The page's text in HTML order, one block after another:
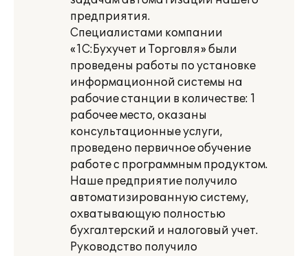
предприятия.
Специалистами компании
«1С:Бухучет и Торговля» были
проведены работы по установке
информационной системы на
рабочие станции в количестве: 1
рабочее место, оказаны
консультационные услуги,
проведено первичное обучение
работе с программным продуктом.
Наше предприятие получило
автоматизированную систему,
охватывающую полностью
бухгалтерский и налоговый учет.
Руководство получило